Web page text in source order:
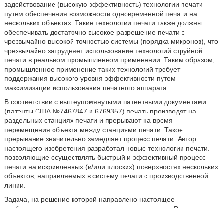
задействование (высокую эффективность) технологии печати
путем обеспечения возможности одновременной печати на
нескольких объектах. Такие технологии печати также должны
обеспечивать достаточно высокое разрешение печати с
чрезвычайно высокой точностью системы (порядка микронов), что
чрезвычайно затрудняет использование технологий струйной
печати в реальном промышленном применении. Таким образом,
промышленное применение таких технологий требует
поддержания высокого уровня эффективности путем
максимизации использования печатного аппарата.
В соответствии с вышеупомянутыми патентными документами
(патенты США №7467847 и 6769357) печать производят на
раздельных станциях печати и прерывают на время
перемещения объекта между станциями печати. Такое
прерывание значительно замедляет процесс печати. Автор
настоящего изобретения разработал новые технологии печати,
позволяющие осуществлять быстрый и эффективный процесс
печати на искривленных (и/или плоских) поверхностях нескольких
объектов, направляемых в систему печати с производственной
линии.
Задача, на решение которой направлено настоящее